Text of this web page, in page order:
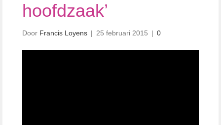
hoofdzaak’
Door Francis Loyens | 25 februari 2015 | 0